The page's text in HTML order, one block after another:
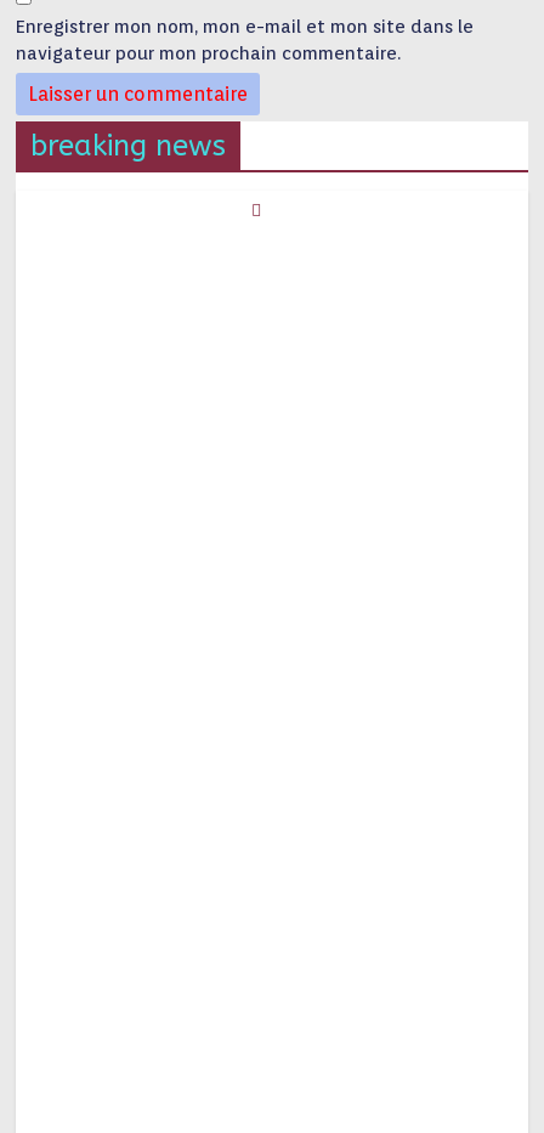
Enregistrer mon nom, mon e-mail et mon site dans le
navigateur pour mon prochain commentaire.
breaking news